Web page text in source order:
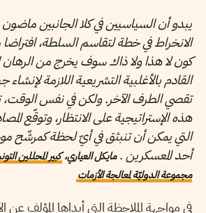
يبدو أن السياسيين في كلا الجانبين
الانخراط في خطة لتقاسم السلطة،
كون لا هذا ولا ذاك سوف يخرج من الرهان
القادم بالأغلبية التشريعية اللازمة لإنشاء
تقصي الطرف الآخر. ولكن في نفس الوقت،
هذه الإستراتيجية على الانتظار، وتوقّع
التي يمكن أن تنبثق في أيّ لحظة كمرشّح
أحد المعسكرين . مايكل العياري،كبير المحللين
مجموعة الدوليّة لمعالجة الأزمات
في مواجهة الملاحظة التي أبداها المؤلف عن